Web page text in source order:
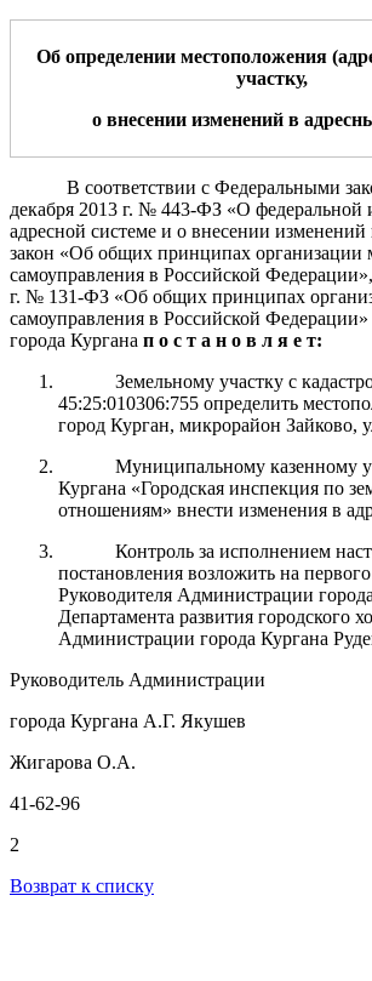
Об определении местоположения
участку,
о внесении изменений в
В соответствии с Федеральными
декабря 2013 г. № 443-ФЗ «О федеральной
адресной системе и о внесении изменений
закон «Об общих принципах организации
самоуправления в Российской
г. № 131-ФЗ «Об общих принципах
самоуправления в Российской
города Кургана п о с т а н о в л я е т:
Земельному участку с
45:25:010306:755 определить
город Курган, микрорайон Зайково,
Муниципальному казенному
Кургана «Городская инспекция по
отношениям» внести изменения в
Контроль за исполнением
постановления возложить на первого
Руководителя Администрации
Департамента развития городского
Администрации города Кургана
Руководитель Администрации
города Кургана А.Г. Якушев
Жигарова О.А.
41-62-96
2
Возврат к списку